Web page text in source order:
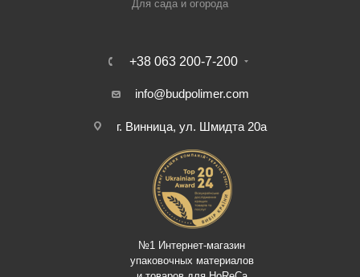
Для сада и огорода
+38 063 200-7-200
info@budpolimer.com
г. Винница, ул. Шмидта 20а
№1 Интернет-магазин
упаковочных материалов